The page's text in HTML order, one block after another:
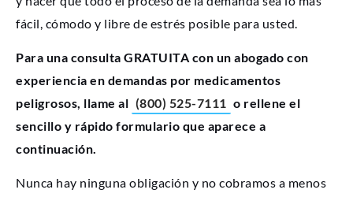
fácil, cómodo y libre de estrés posible para usted.
Para una consulta GRATUITA con un abogado con
experiencia en demandas por medicamentos
peligrosos, llame al (800) 525-7111 o rellene el
sencillo y rápido formulario que aparece a
continuación.
Nunca hay ninguna obligación y no cobramos a menos